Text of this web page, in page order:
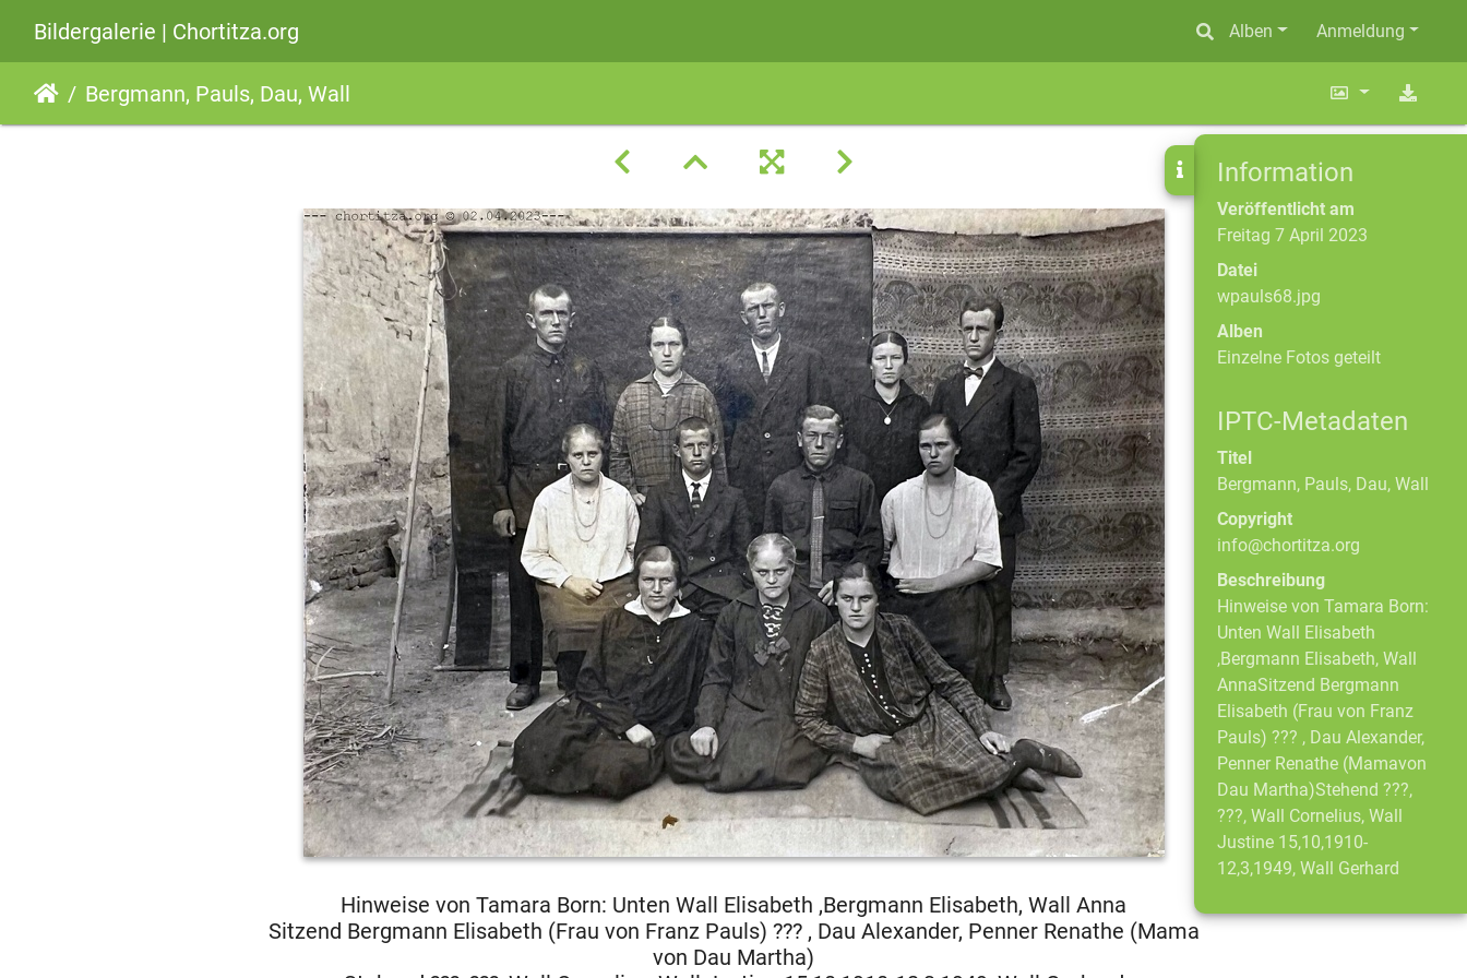
Bildergalerie | Chortitza.org Alben Anmeldung
Bergmann, Pauls, Dau, Wall
Information
Veröffentlicht am
Freitag 7 April 2023
Datei
wpauls68.jpg
Alben
Einzelne Fotos geteilt
IPTC-Metadaten
Titel
Bergmann, Pauls, Dau, Wall
Copyright
info@chortitza.org
Beschreibung
Hinweise von Tamara Born:
Unten Wall Elisabeth
,Bergmann Elisabeth, Wall
AnnaSitzend Bergmann
Elisabeth (Frau von Franz
Pauls) ??? , Dau Alexander,
Penner Renathe (Mamavon
Dau Martha)Stehend ???,
???, Wall Cornelius, Wall
Justine 15,10,1910-
12,3,1949, Wall Gerhard
Hinweise von Tamara Born: Unten Wall Elisabeth ,Bergmann Elisabeth, Wall Anna
Sitzend Bergmann Elisabeth (Frau von Franz Pauls) ??? , Dau Alexander, Penner Renathe (Mama
von Dau Martha)